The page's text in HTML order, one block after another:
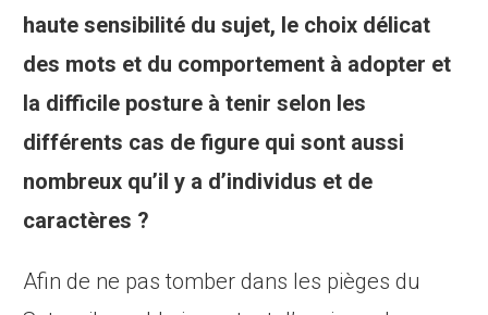
haute sensibilité du sujet, le choix délicat
des mots et du comportement à adopter et
la difficile posture à tenir selon les
différents cas de figure qui sont aussi
nombreux qu’il y a d’individus et de
caractères ?
Afin de ne pas tomber dans les pièges du